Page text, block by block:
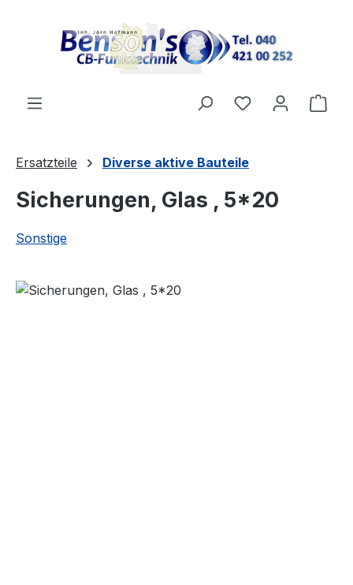
Ersatzteile Diverse aktive Bauteile
Sicherungen, Glas , 5*20
Sonstige
Bildergalerie überspringen